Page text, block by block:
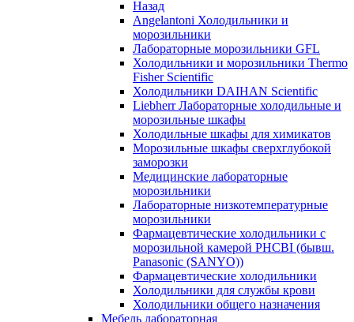
Назад
Angelantoni Холодильники и
морозильники
Лабораторные морозильники GFL
Холодильники и морозильники Thermo
Fisher Scientific
Холодильники DAIHAN Scientific
Liebherr Лабораторные холодильные и
морозильные шкафы
Холодильные шкафы для химикатов
Морозильные шкафы сверхглубокой
заморозки
Медицинские лабораторные
морозильники
Лабораторные низкотемпературные
морозильники
Фармацевтические холодильники с
морозильной камерой PHCBI (бывш.
Panasonic (SANYO))
Фармацевтические холодильники
Холодильники для службы крови
Холодильники общего назначения
Мебель лабораторная